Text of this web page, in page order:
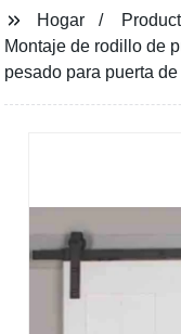
Hogar
Montaje de rodillo de
pesado para puerta